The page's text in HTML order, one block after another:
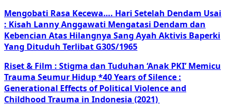
Mengobati Rasa Kecewa…. Hari Setelah Dendam Usai
: Kisah Lanny Anggawati Mengatasi Dendam dan
Kebencian Atas Hilangnya Sang Ayah Aktivis Baperki
Yang Dituduh Terlibat G30S/1965
Riset & Film : Stigma dan Tuduhan ‘Anak PKI’ Memicu
Trauma Seumur Hidup *40 Years of Silence :
Generational Effects of Political Violence and
Childhood Trauma in Indonesia (2021)